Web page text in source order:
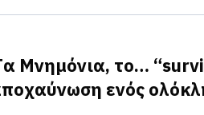
LinkedIn
Μνημόνια, το…
ενός